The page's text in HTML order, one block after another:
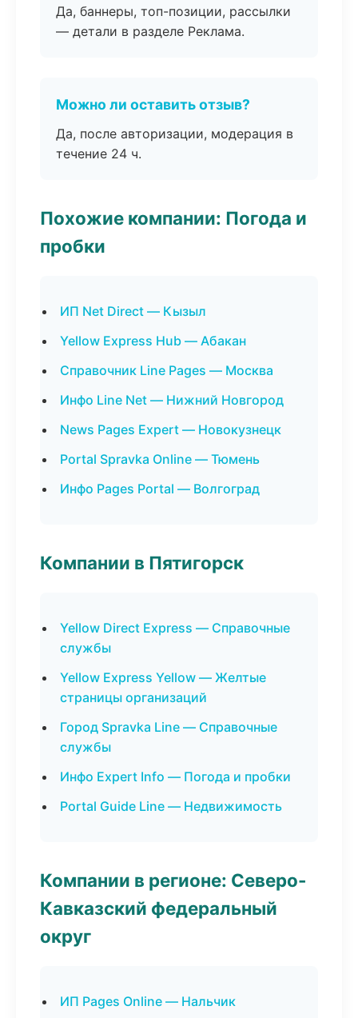
Да, баннеры, топ-позиции, рассылки
— детали в разделе Реклама.
Можно ли оставить отзыв?
Да, после авторизации, модерация в
течение 24 ч.
Похожие компании: Погода и
пробки
ИП Net Direct — Кызыл
Yellow Express Hub — Абакан
Справочник Line Pages — Москва
Инфо Line Net — Нижний Новгород
News Pages Expert — Новокузнецк
Portal Spravka Online — Тюмень
Инфо Pages Portal — Волгоград
Компании в Пятигорск
Yellow Direct Express — Справочные
службы
Yellow Express Yellow — Желтые
страницы организаций
Город Spravka Line — Справочные
службы
Инфо Expert Info — Погода и пробки
Portal Guide Line — Недвижимость
Компании в регионе: Северо-
Кавказский федеральный
округ
ИП Pages Online — Нальчик